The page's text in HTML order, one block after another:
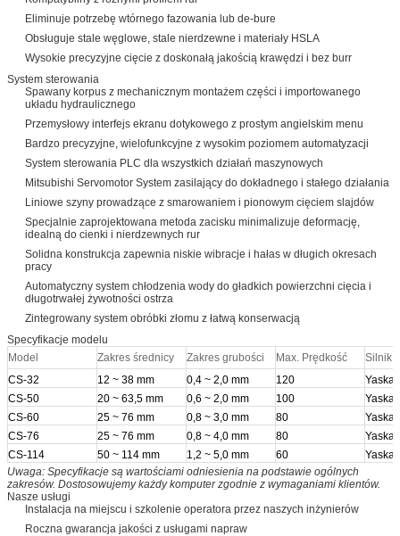
Eliminuje potrzebę wtórnego fazowania lub de-bure
Obsługuje stale węglowe, stale nierdzewne i materiały HSLA
Wysokie precyzyjne cięcie z doskonałą jakością krawędzi i bez burr
System sterowania
Spawany korpus z mechanicznym montażem części i importowanego
układu hydraulicznego
Przemysłowy interfejs ekranu dotykowego z prostym angielskim menu
Bardzo precyzyjne, wielofunkcyjne z wysokim poziomem automatyzacji
System sterowania PLC dla wszystkich działań maszynowych
Mitsubishi Servomotor System zasilający do dokładnego i stałego działania
Liniowe szyny prowadzące z smarowaniem i pionowym cięciem slajdów
Specjalnie zaprojektowana metoda zacisku minimalizuje deformację,
idealną do cienki i nierdzewnych rur
Solidna konstrukcja zapewnia niskie wibracje i hałas w długich okresach
pracy
Automatyczny system chłodzenia wody do gładkich powierzchni cięcia i
długotrwałej żywotności ostrza
Zintegrowany system obróbki złomu z łatwą konserwacją
Specyfikacje modelu
Model
Zakres średnicy Zakres grubości Max. Prędkość
Silnik
CS-32
12 ~ 38 mm 0,4 ~ 2,0 mm 120
CS-50
20 ~ 63,5 mm 0,6 ~ 2,0 mm 100
CS-60
25 ~ 76 mm 0,8 ~ 3,0 mm 80
CS-76
25 ~ 76 mm 0,8 ~ 4,0 mm 80
CS-114
50 ~ 114 mm 1,2 ~ 5,0 mm 60
Uwaga: Specyfikacje są wartościami odniesienia na podstawie ogólnych
zakresów. Dostosowujemy każdy komputer zgodnie z wymaganiami klientów.
Nasze usługi
Instalacja na miejscu i szkolenie operatora przez naszych inżynierów
Roczna gwarancja jakości z usługami napraw